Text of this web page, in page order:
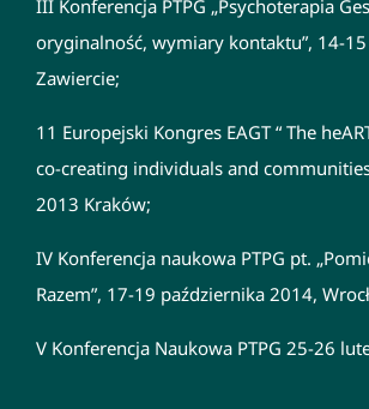
III Konferencja PTPG „Psychoterapia
oryginalność, wymiary kontaktu”, 14-
Zawiercie;
11 Europejski Kongres EAGT “ The
co-creating individuals and
2013 Kraków;
IV Konferencja naukowa PTPG pt.
Razem”, 17-19 października 2014,
V Konferencja Naukowa PTPG 25-26